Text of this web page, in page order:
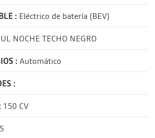
: Eléctrico de batería (BEV)
NOCHE TECHO NEGRO
: Automático
:
150 CV
5